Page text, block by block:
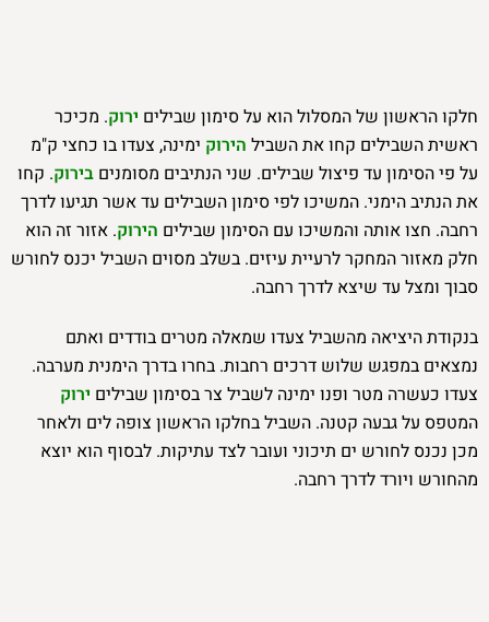
חלקו הראשון של המסלול הוא על סימון שבילים ירוק. מכיכר
ראשית השבילים קחו את השביל הירוק ימינה, צעדו בו כחצי ק"מ
על פי הסימון עד פיצול שבילים. שני הנתיבים מסומנים בירוק. קחו
את הנתיב הימני. המשיכו לפי סימון השבילים עד אשר תגיעו לדרך
רחבה. חצו אותה והמשיכו עם הסימון שבילים הירוק. אזור זה הוא
חלק מאזור המחקר לרעיית עיזים. בשלב מסוים השביל יכנס לחורש
סבוך ומצל עד שיצא לדרך רחבה.
בנקודת היציאה מהשביל צעדו שמאלה מטרים בודדים ואתם
נמצאים במפגש שלוש דרכים רחבות. בחרו בדרך הימנית מערבה.
צעדו כעשרה מטר ופנו ימינה לשביל צר בסימון שבילים ירוק
המטפס על גבעה קטנה. השביל בחלקו הראשון צופה לים ולאחר
מכן נכנס לחורש ים תיכוני ועובר לצד עתיקות. לבסוף הוא יוצא
מהחורש ויורד לדרך רחבה.